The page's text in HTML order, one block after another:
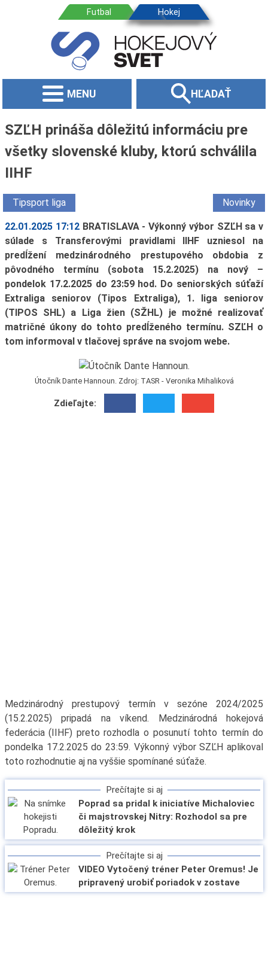
MENU HĽADAŤ
SZĽH prináša dôležitú informáciu pre
všetky slovenské kluby, ktorú schválila
IIHF
Tipsport liga Novinky
22.01.2025 17:12 BRATISLAVA - Výkonný výbor SZĽH sa v
súlade s Transferovými pravidlami IIHF uzniesol na
predĺžení medzinárodného prestupového obdobia z
pôvodného termínu (sobota 15.2.2025) na nový –
pondelok 17.2.2025 do 23:59 hod. Do seniorských súťaží
Extraliga seniorov (Tipos Extraliga), 1. liga seniorov
(TIPOS SHL) a Liga žien (SŽHL) je možné realizovať
matričné úkony do tohto predĺženého termínu. SZĽH o
tom informoval v tlačovej správe na svojom webe.
Útočník Dante Hannoun. Zdroj: TASR - Veronika Mihaliková
Zdieľajte:
Medzinárodný prestupový termín v sezóne 2024/2025
(15.2.2025) pripadá na víkend. Medzinárodná hokejová
federácia (IIHF) preto rozhodla o posunutí tohto termín do
pondelka 17.2.2025 do 23:59. Výkonný výbor SZĽH aplikoval
toto rozhodnutie aj na vyššie spomínané súťaže.
Prečítajte si aj
Poprad sa pridal k iniciatíve Michaloviec
či majstrovskej Nitry: Rozhodol sa pre
dôležitý krok
Prečítajte si aj
VIDEO Vytočený tréner Peter Oremus! Je
pripravený urobiť poriadok v zostave